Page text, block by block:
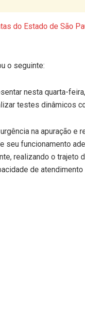
do Estado de São
o seguinte:
nesta quarta-
testes dinâmicos
na apuração
funcionamento
realizando o trajeto
de